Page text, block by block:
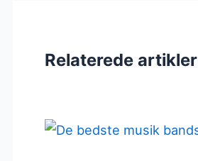
Relaterede artikler